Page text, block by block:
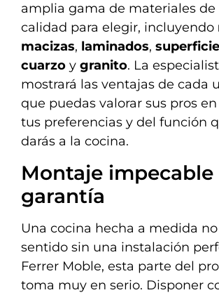
amplia gama de materiales de
calidad para elegir, incluyendo
macizas, laminados,
cuarzo y granito. La
mostrará las ventajas de cada
que puedas valorar sus pros
tus preferencias y del función
darás a la cocina.
Montaje impecable
garantía
Una cocina hecha a medida
sentido sin una instalación
Ferrer Moble, esta parte del
toma muy en serio. Disponer